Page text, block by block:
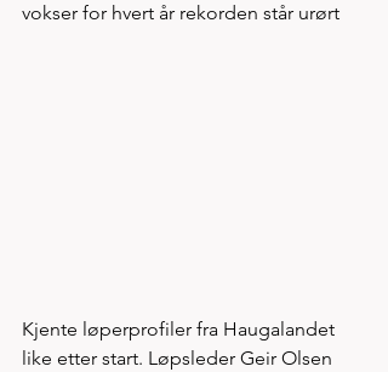
vokser for hvert år rekorden står urørt
Kjente løperprofiler fra Haugalandet
like etter start. Løpsleder Geir Olsen